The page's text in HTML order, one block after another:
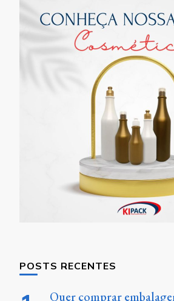
POSTS RECENTES
Quer comprar